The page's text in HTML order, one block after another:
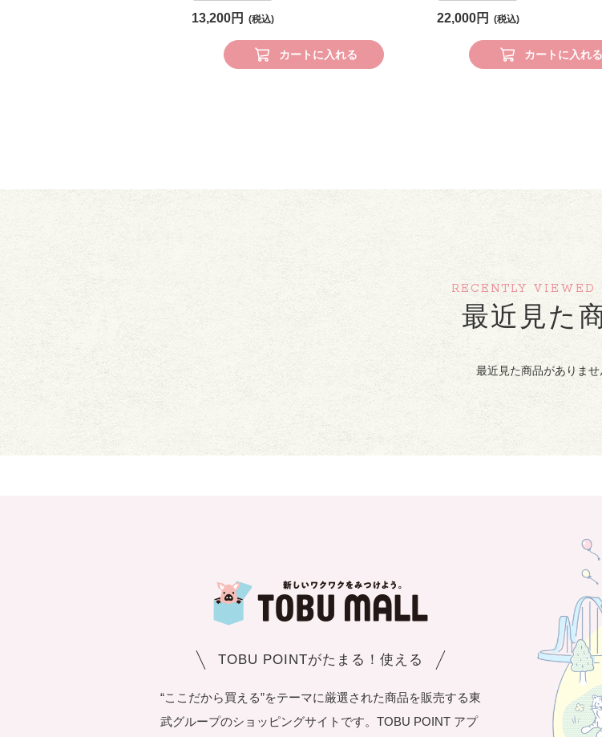
13,200円
カートに入れる
22,000円
カートに入れる
RECENTLY VIEWED
最近見た
最近見た商品がありませ
TOBU POINTがたまる！使える
“ここだから買える”をテーマに厳選された商品を販売する東
武グループのショッピングサイトです。TOBU POINT アプ